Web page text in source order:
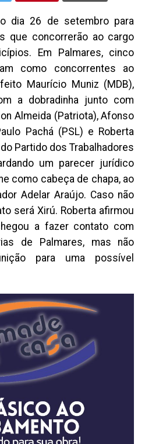
dia 26 de setembro para
que concorrerão ao cargo
Em Palmares, cinco
como concorrentes ao
Maurício Muniz (MDB),
a dobradinha junto com
Almeida (Patriota), Afonso
Pachá (PSL) e Roberta
Partido dos Trabalhadores
um parecer jurídico
como cabeça de chapa, ao
Adelar Araújo. Caso não
será Xirú. Roberta afirmou
a fazer contato com
de Palmares, mas não
para uma possível